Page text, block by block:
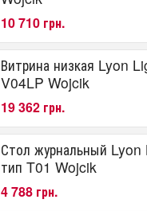
10 710 грн.
Витрина низкая Lyon
V04LP Wojcik
19 362 грн.
Стол журнальный
тип T01 Wojcik
4 788 грн.